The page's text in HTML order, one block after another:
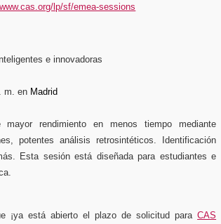
lp/sf/emea-sessions
e innovadoras
m. en Madrid
mayor rendimiento en menos tiempo mediante
potentes análisis retrosintéticos. Identificación
Esta sesión está diseñada para estudiantes e
¡ya está abierto el plazo de solicitud paraCAS